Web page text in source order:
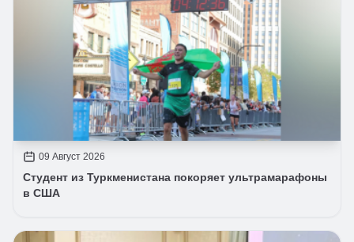
09 Август 2026
Студент из Туркменистана покоряет ультрамарафоны
в США